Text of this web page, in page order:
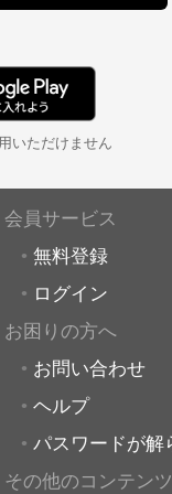
いただけません
会員サービス
無料登録
ログイン
お困りの方へ
お問い合わせ
ヘルプ
パスワードが解
その他のコンテンツ